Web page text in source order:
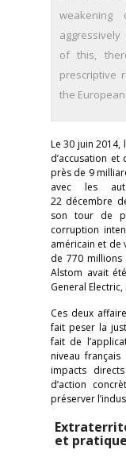
aggressively
of this,
prescriptive
the
Le 30 juin
d’accusation et
près de 9
avec les
22 décembre
son tour de
corruption
américain et de
de 770
Alstom avait
General
Ces deux
fait peser la
fait de
niveau français
impacts
d’action
préserver
et